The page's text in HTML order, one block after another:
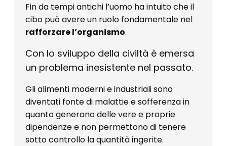
Fin da tempi antichi l’uomo ha intuito che il
cibo può avere un ruolo fondamentale nel
rafforzare l’organismo.
Con lo sviluppo della civiltà è emersa
un problema inesistente nel passato.
Gli alimenti moderni e industriali sono
diventati fonte di malattie e sofferenza in
quanto generano delle vere e proprie
dipendenze e non permettono di tenere
sotto controllo la quantità ingerite.